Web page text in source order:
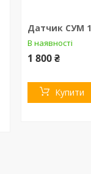
Датчик СУМ 1
В наявності
1 800 ₴
Купити